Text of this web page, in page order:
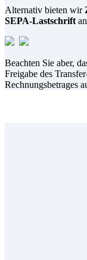
Alternativ bieten wir
SEPA-Lastschrift
Beachten Sie aber,
Freigabe des
Rechnungsbetrages